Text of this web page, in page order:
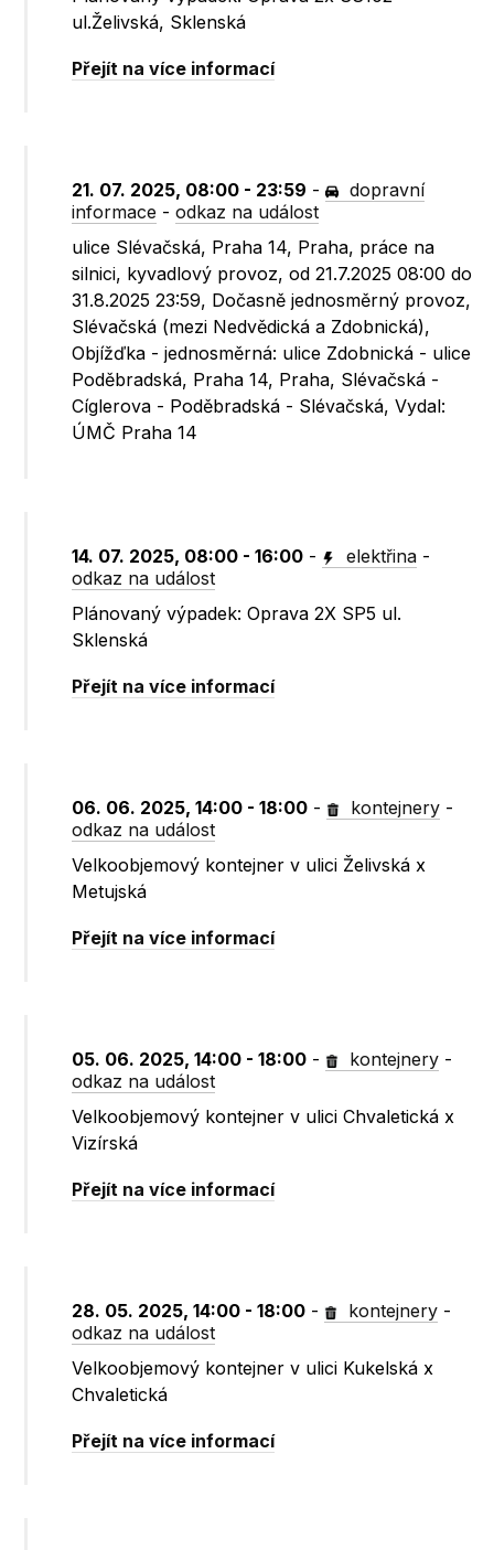
ul.Želivská, Sklenská
Přejít na více informací
21. 07. 2025, 08:00 - 23:59 -
dopravní
informace -odkaz na událost
ulice Slévačská, Praha 14, Praha, práce na
silnici, kyvadlový provoz, od 21.7.2025 08:00 do
31.8.2025 23:59, Dočasně jednosměrný provoz,
Slévačská (mezi Nedvědická a Zdobnická),
Objížďka - jednosměrná: ulice Zdobnická - ulice
Poděbradská, Praha 14, Praha, Slévačská -
Cíglerova - Poděbradská - Slévačská, Vydal:
ÚMČ Praha 14
14. 07. 2025, 08:00 - 16:00 - elektřina -
odkaz na událost
Plánovaný výpadek: Oprava 2X SP5 ul.
Sklenská
Přejít na více informací
06. 06. 2025, 14:00 - 18:00 - kontejnery -
odkaz na událost
Velkoobjemový kontejner v ulici Želivská x
Metujská
Přejít na více informací
05. 06. 2025, 14:00 - 18:00 - kontejnery -
odkaz na událost
Velkoobjemový kontejner v ulici Chvaletická x
Vizírská
Přejít na více informací
28. 05. 2025, 14:00 - 18:00 - kontejnery -
odkaz na událost
Velkoobjemový kontejner v ulici Kukelská x
Chvaletická
Přejít na více informací